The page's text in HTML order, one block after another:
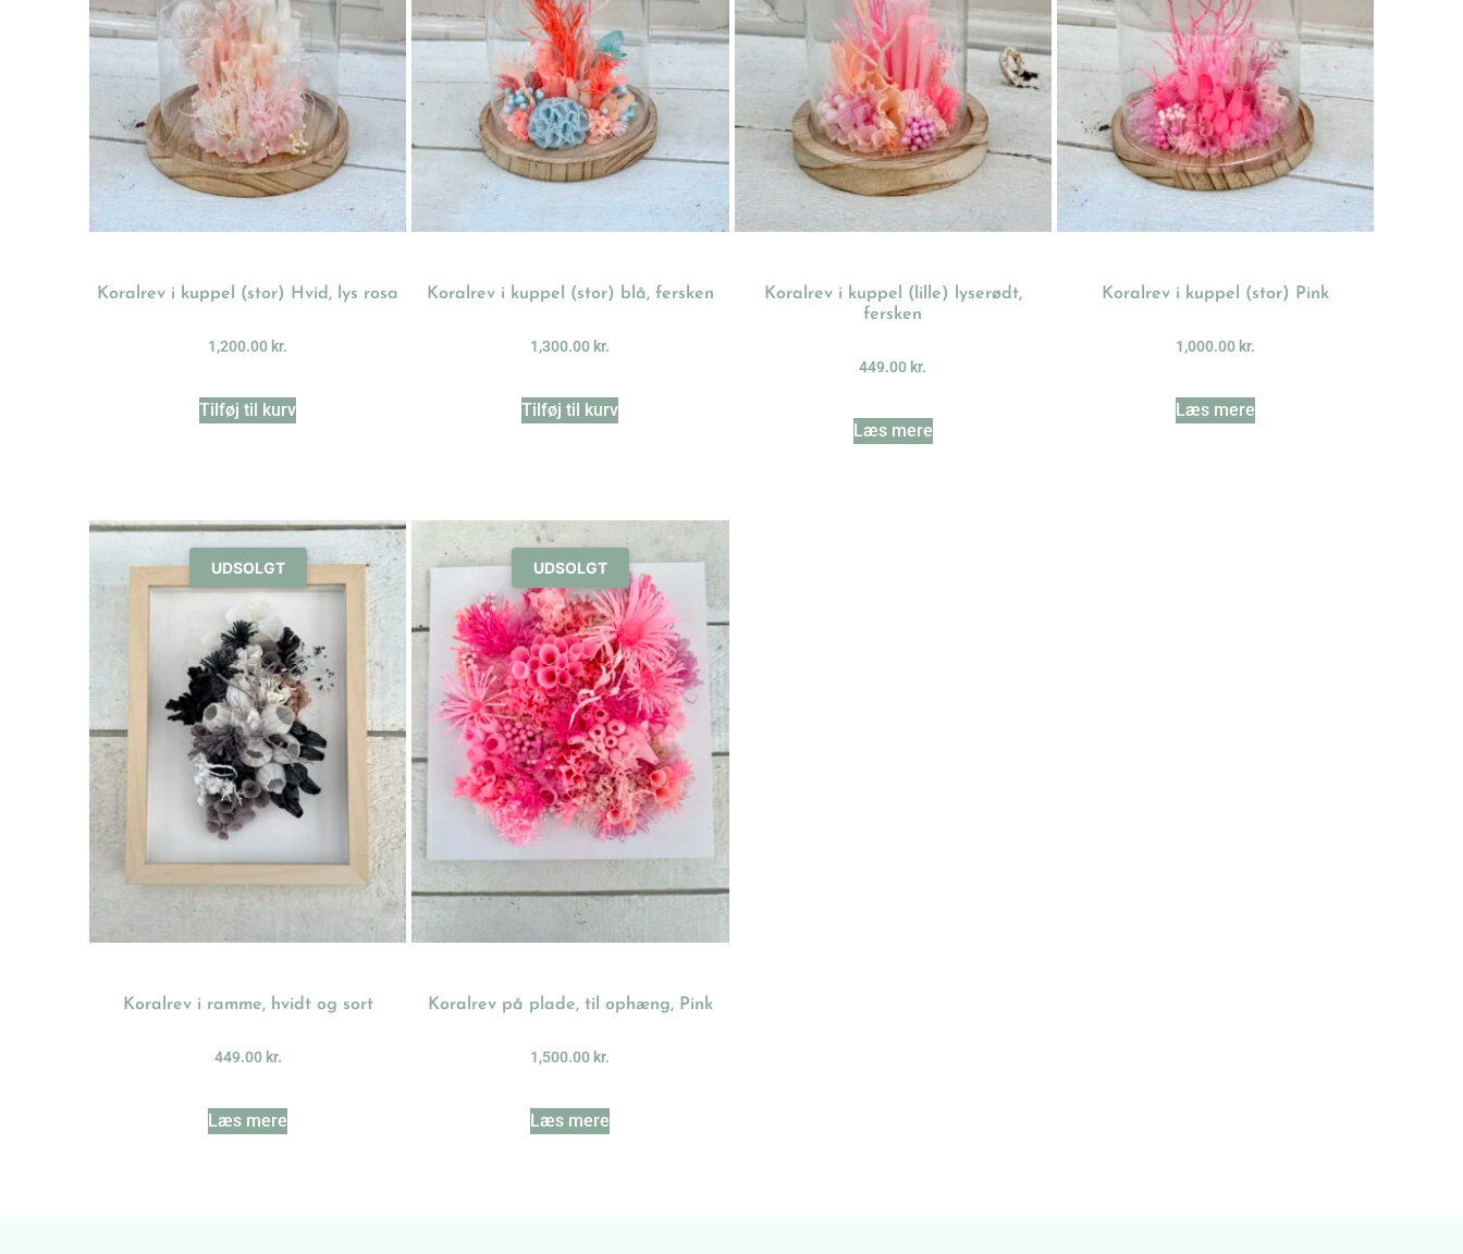
Koralrev i kuppel (stor) Hvid, lys rosa
1,200.00 kr.
Tilføj til kurv
Koralrev i kuppel (stor) blå, fersken
1,300.00 kr.
Tilføj til kurv
Koralrev i kuppel (lille) lyserødt,
fersken
449.00 kr.
Læs mere
Koralrev i kuppel (stor) Pink
1,000.00 kr.
Læs mere
UDSOLGT
Koralrev i ramme, hvidt og sort
449.00 kr.
Læs mere
UDSOLGT
Koralrev på plade, til ophæng, Pink
1,500.00 kr.
Læs mere